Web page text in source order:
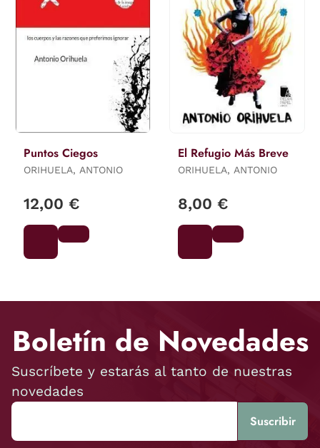
Puntos Ciegos
ORIHUELA, ANTONIO
12,00 €
El Refugio Más Breve
ORIHUELA, ANTONIO
8,00 €
Boletín de Novedades
Suscríbete y estarás al tanto de nuestras
novedades